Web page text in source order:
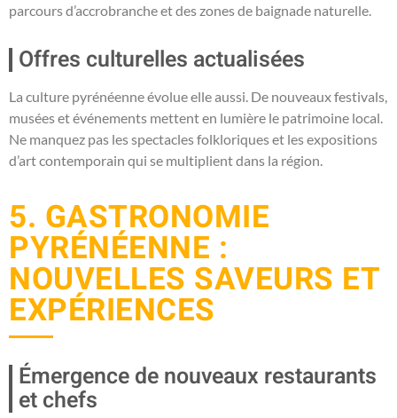
parcours d’accrobranche et des zones de baignade naturelle.
Offres culturelles actualisées
La culture pyrénéenne évolue elle aussi. De nouveaux festivals,
musées et événements mettent en lumière le patrimoine local.
Ne manquez pas les spectacles folkloriques et les expositions
d’art contemporain qui se multiplient dans la région.
5. GASTRONOMIE
PYRÉNÉENNE :
NOUVELLES SAVEURS ET
EXPÉRIENCES
Émergence de nouveaux restaurants
et chefs